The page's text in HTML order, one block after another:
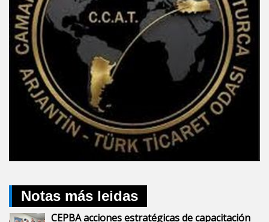
Notas más leidas
CEPBA acciones estratégicas de capacitación